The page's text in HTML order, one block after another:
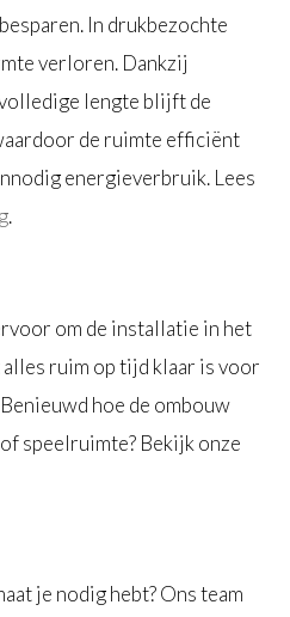
In drukbezochte
verloren. Dankzij
lengte blijft de
de ruimte efficiënt
energieverbruik. Lees
.
om de installatie in het
ruim op tijd klaar is voor
hoe de ombouw
speelruimte? Bekijk onze
je nodig hebt? Ons team